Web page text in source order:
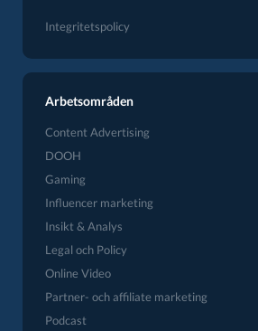
Integritetspolicy
Arbetsområden
Content Advertising
DOOH
Gaming
Influencer marketing
Insikt & Analys
Legal och Policy
Online Video
Partner- och affiliate marketing
Podcast